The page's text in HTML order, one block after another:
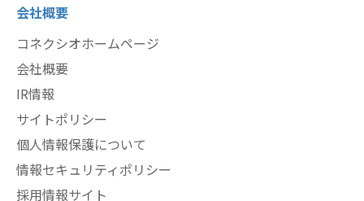
会社概要
コネクシオホームページ
会社概要
IR情報
サイトポリシー
個人情報保護について
情報セキュリティポリシー
採用情報サイト